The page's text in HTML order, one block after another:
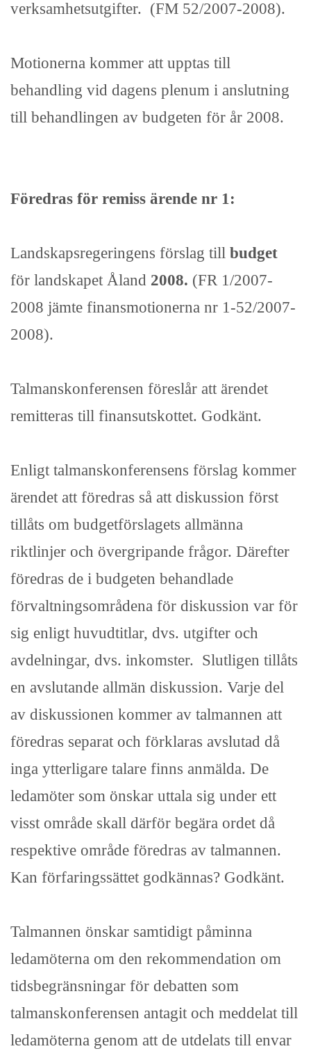
verksamhetsutgifter. (FM 52/2007-2008).
Motionerna kommer att upptas till
behandling vid dagens plenum i anslutning
till behandlingen av budgeten för år 2008.
Föredras för remiss ärende nr 1:
Landskapsregeringens förslag till budget
för landskapet Åland 2008. (FR 1/2007-
2008 jämte finansmotionerna nr 1-52/2007-
2008).
Talmanskonferensen föreslår att ärendet
remitteras till finansutskottet. Godkänt.
Enligt talmanskonferensens förslag kommer
ärendet att föredras så att diskussion först
tillåts om budgetförslagets allmänna
riktlinjer och övergripande frågor. Därefter
föredras de i budgeten behandlade
förvaltningsområdena för diskussion var för
sig enligt huvudtitlar, dvs. utgifter och
avdelningar, dvs. inkomster. Slutligen tillåts
en avslutande allmän diskussion. Varje del
av diskussionen kommer av talmannen att
föredras separat och förklaras avslutad då
inga ytterligare talare finns anmälda. De
ledamöter som önskar uttala sig under ett
visst område skall därför begära ordet då
respektive område föredras av talmannen.
Kan förfaringssättet godkännas? Godkänt.
Talmannen önskar samtidigt påminna
ledamöterna om den rekommendation om
tidsbegränsningar för debatten som
talmanskonferensen antagit och meddelat till
ledamöterna genom att de utdelats till envar